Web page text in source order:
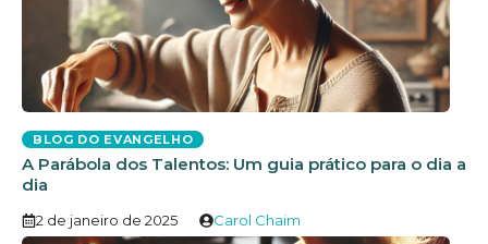
BLOG DO EVANGELHO
A Parábola dos Talentos: Um guia prático para o dia a
dia
2 de janeiro de 2025 Carol Chaim